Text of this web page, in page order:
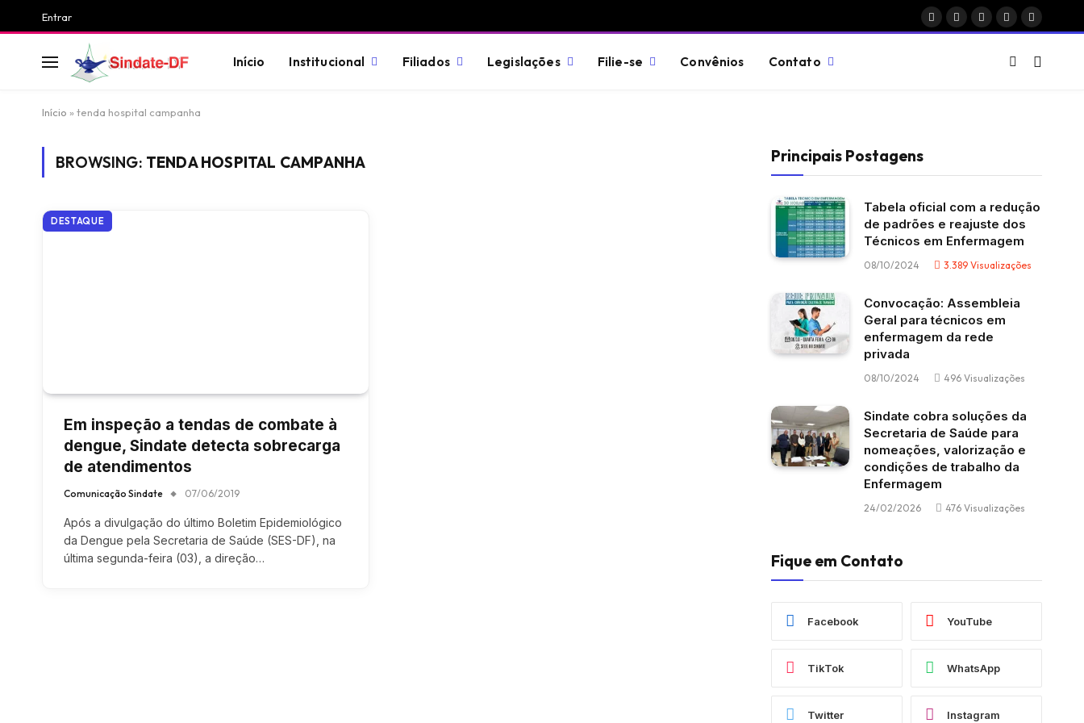
Entrar
Facebook
X
Instagram
PinterestVimeo
Início Institucional Filiados Legislações Filie-se Convênios Contato
Início » tenda hospital campanha
BROWSING: TENDA HOSPITAL CAMPANHA
DESTAQUE
Em inspeção a tendas de combate à
dengue, Sindate detecta sobrecarga
de atendimentos
Comunicação Sindate 07/06/2019
Após a divulgação do último Boletim Epidemiológico
da Dengue pela Secretaria de Saúde (SES-DF), na
última segunda-feira (03), a direção…
Principais Postagens
Tabela oficial com a redução
de padrões e reajuste dos
Técnicos em Enfermagem
08/10/2024 3.389 Visualizações
Convocação: Assembleia
Geral para técnicos em
enfermagem da rede
privada
08/10/2024 496 Visualizações
Sindate cobra soluções da
Secretaria de Saúde para
nomeações, valorização e
condições de trabalho da
Enfermagem
24/02/2026 476 Visualizações
Fique em Contato
Facebook YouTube
TikTok WhatsApp
Twitter Instagram